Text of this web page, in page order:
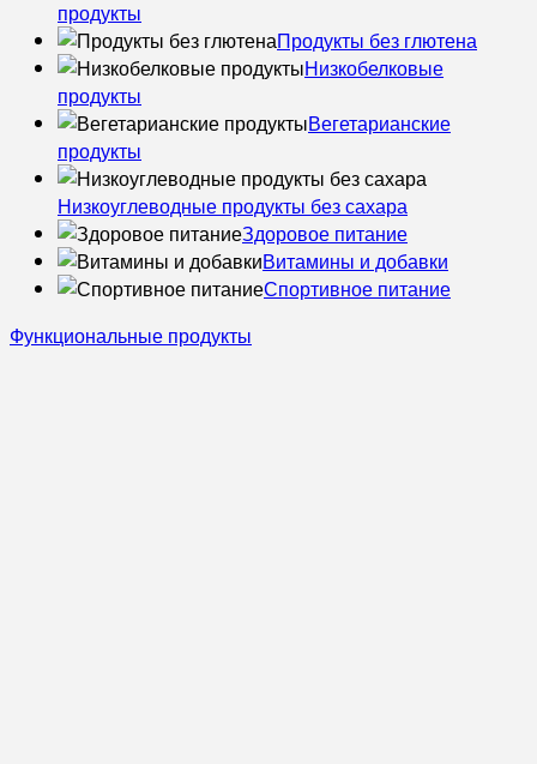
продукты
Продукты без глютена
Низкобелковые
продукты
Вегетарианские
продукты
Низкоуглеводные продукты без сахара
Здоровое питание
Витамины и добавки
Спортивное питание
Функциональные продукты